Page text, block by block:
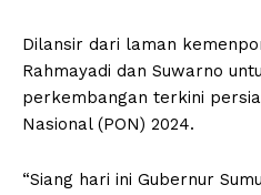
Dilansir dari laman
Rahmayadi dan Suwarno
perkembangan terkini
Nasional (PON) 2024.
“Siang hari ini Gubernur